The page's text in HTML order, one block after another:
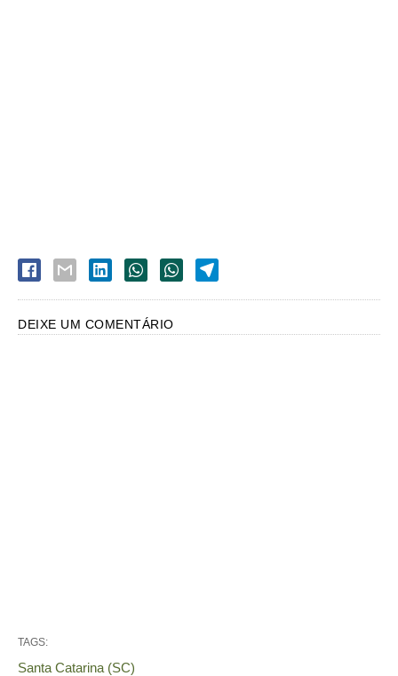
DEIXE UM COMENTÁRIO
TAGS:
Santa Catarina (SC)